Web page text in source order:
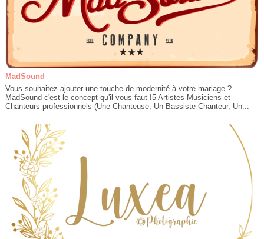
MadSound
Vous souhaitez ajouter une touche de modernité à votre mariage ?
MadSound c'est le concept qu'il vous faut !5 Artistes Musiciens et
Chanteurs professionnels (Une Chanteuse, Un Bassiste-Chanteur, Un...